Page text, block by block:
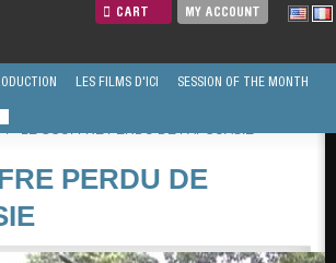
CART MY ACCOUNT
LES FILMS D'ICI SESSION OF THE MONTH
/ LE GOUFFRE PERDU DE PAPOUASIE
PERDU DE